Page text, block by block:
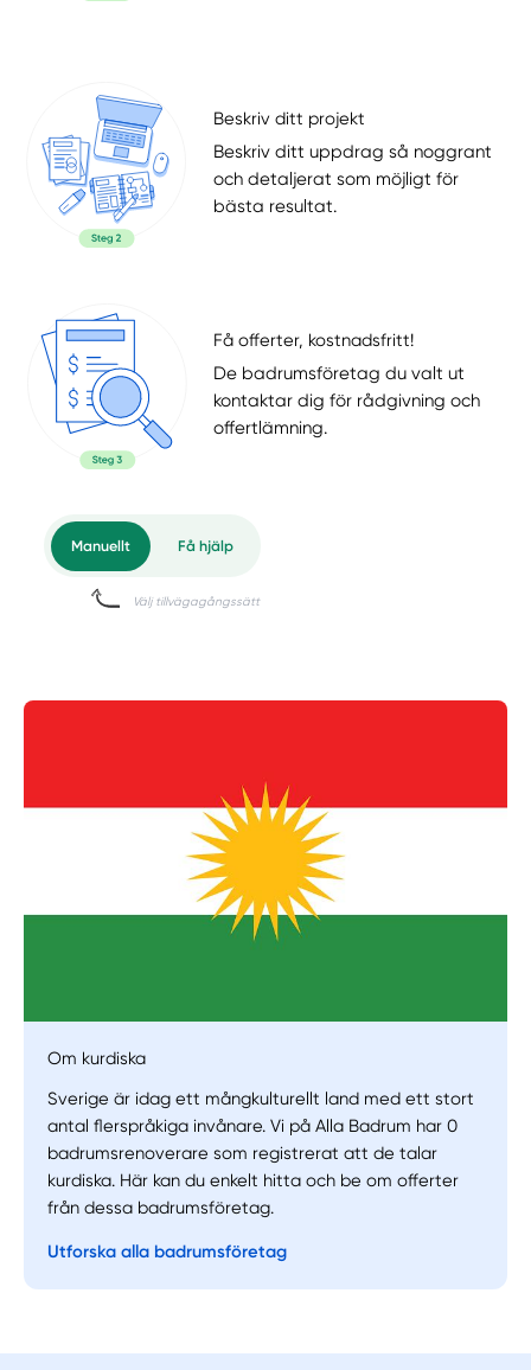
Beskriv ditt projekt
Beskriv ditt uppdrag så noggrant
och detaljerat som möjligt för
bästa resultat.
Få offerter, kostnadsfritt!
De badrumsföretag du valt ut
kontaktar dig för rådgivning och
offertlämning.
Manuellt
Välj tillvägagångssätt
Om kurdiska
Sverige är idag ett mångkulturellt land med ett stort
antal flerspråkiga invånare. Vi på Alla Badrum har 0
badrumsrenoverare som registrerat att de talar
kurdiska. Här kan du enkelt hitta och be om offerter
från dessa badrumsföretag.
Utforska alla badrumsföretag